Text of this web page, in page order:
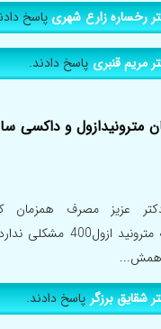
رخساره زارع شهریپاسخ
مریم قنبریپاسخ دادند.
مترونیدازول و داکسی
عزیز مصرف همزمان
سایکلین100 به مترونید
همش...
شقایق برزگرپاسخ دادند.